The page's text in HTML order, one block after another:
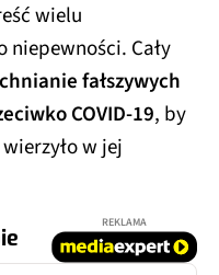
wielu
Cały
fałszywych
COVID-19, by
w jej
REKLAMA